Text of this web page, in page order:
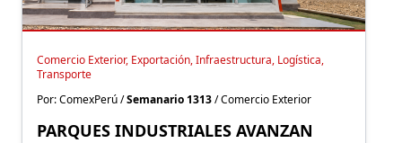
Comercio Exterior, Exportación, Infraestructura, Logística,
Transporte
Por: ComexPerú /Semanario 1313/ Comercio Exterior
PARQUES INDUSTRIALES AVANZAN